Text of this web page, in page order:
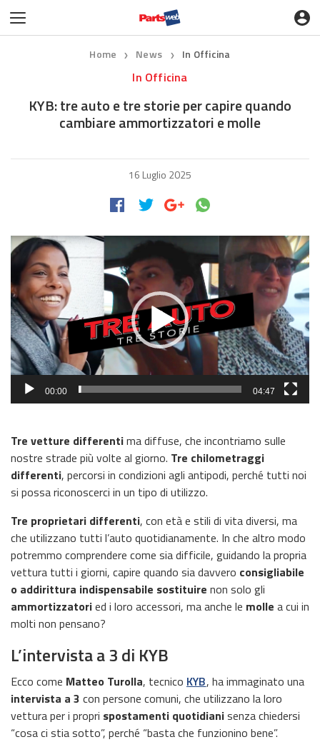
Home ❯ News ❯ In Officina
In Officina
KYB: tre auto e tre storie per capire quando
cambiare ammortizzatori e molle
16 Luglio 2025
Video
Player
00:00 04:47
Tre vetture differentima diffuse, che incontriamo sulle
nostre strade più volte al giorno. Tre chilometraggi
differenti, percorsi in condizioni agli antipodi, perché tutti noi
si possa riconoscerci in un tipo di utilizzo.
Tre proprietari differenti, con età e stili di vita diversi, ma
che utilizzano tutti l’auto quotidianamente. In che altro modo
potremmo comprendere come sia difficile, guidando la propria
vettura tutti i giorni, capire quando sia davvero consigliabile
o addirittura indispensabile sostituire non solo gli
ammortizzatoried i loro accessori, ma anche le molle a cui in
molti non pensano?
L’intervista a 3 di KYB
Ecco come Matteo Turolla, tecnico KYB, ha immaginato una
intervista a 3 con persone comuni, che utilizzano la loro
vettura per i propri spostamenti quotidianisenza chiedersi
“cosa ci stia sotto”, perché “basta che funzionino bene”.